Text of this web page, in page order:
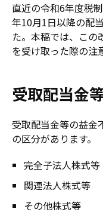
直近の令和6年度税
年10月1日以降の配
た。本稿では、この
を受け取った際の注
受取配当金
受取配当金等の益金
の区分があります。
完全子法人株式等
関連法人株式等
その他株式等